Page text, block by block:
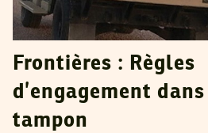
Frontières : Règles
d’engagement
tampon